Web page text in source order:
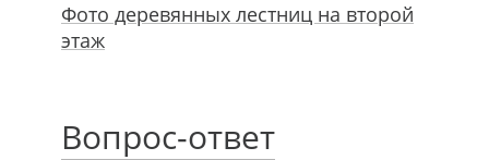
Фото деревянных лестниц на второй
этаж
Вопрос-ответ